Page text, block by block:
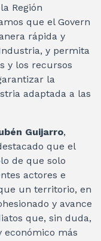
Región
que el Govern
rápida y
y permita
y los recursos
la
adaptada a las
Guijarro,
que el
de que solo
actores e
un territorio, en
y avance
que, sin duda,
económico más